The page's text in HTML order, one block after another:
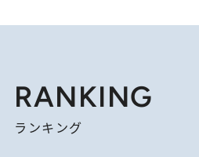
RANKING
ランキング